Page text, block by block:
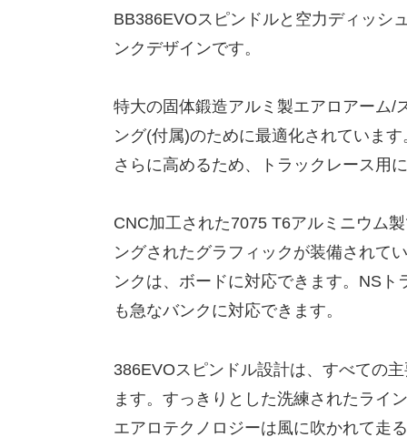
BB386EVOスピンドルと空力ディッシ
ンクデザインです。
特大の固体鍛造アルミ製エアロアーム/
ング(付属)のために最適化されていま
さらに高めるため、トラックレース用
CNC加工された7075 T6アルミニウム
ングされたグラフィックが装備されて
ンクは、ボードに対応できます。NS
も急なバンクに対応できます。
386EVOスピンドル設計は、すべての
ます。すっきりとした洗練されたライ
エアロテクノロジーは風に吹かれて走